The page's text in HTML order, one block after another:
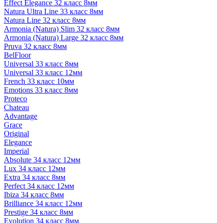
Effect Elegance 32 класс 8мм
Natura Ultra Line 33 класс 8мм
Natura Line 32 класс 8мм
Armonia (Natura) Slim 32 класс 8мм
Armonia (Natura) Large 32 класс 8мм
Pruva 32 класс 8мм
BelFloor
Universal 33 класс 8мм
Universal 33 класс 12мм
French 33 класс 10мм
Emotions 33 класс 8мм
Proteco
Chateau
Advantage
Grace
Original
Elegance
Imperial
Absolute 34 класс 12мм
Lux 34 класс 12мм
Extra 34 класс 8мм
Perfect 34 класс 12мм
Ibiza 34 класс 8мм
Brilliance 34 класс 12мм
Prestige 34 класс 8мм
Evolution 34 класс 8мм